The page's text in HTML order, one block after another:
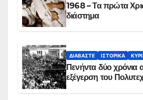
1968 – Τα πρώτα
διάστημα
ΔΙΑΒΆΣΤΕ ΙΣΤΟΡΙΚΆ
Πενήντα δύο χρόνια
εξέγερση του